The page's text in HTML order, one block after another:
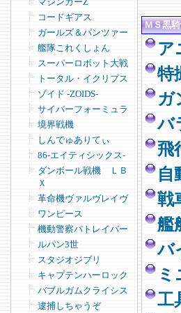
コードギアス
ガールズ＆パンツァー
艦隊これくしょん
スーパーロボット大戦
トータル・イクリプス
ゾイド -ZOIDS-
サイバーフォーミュラ
境界戦機
しんでゅありてぃ
86-エイティシックス-
ダンボール戦機 ＬＢ
Ｘ
革命機ヴァルヴレイヴ
ワンピース
機動警察パトレイバー
ルパン3世
スタジオジブリ
キャプテンハーロック
バブルガムクライシス
逮捕しちゃうぞ
ＭＳ黒
ア
特
ガ
バ
飛
自
戦
艦
バ
ミ
工